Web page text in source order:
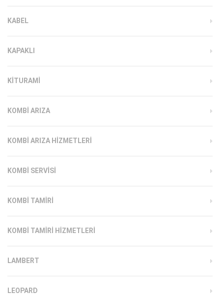
KABEL
KAPAKLI
KITURAMI
KOMBI ARIZA
KOMBI ARIZA HIZMETLERI
KOMBI SERVISI
KOMBI TAMIRI
KOMBI TAMIRI HIZMETLERI
LAMBERT
LEOPARD